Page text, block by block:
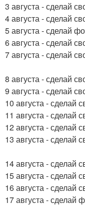
3 августа - сделай
4 августа - сделай
5 августа - сделай
6 августа - сделай
7 августа - сделай
8 августа - сделай
9 августа - сделай
10 августа - сделай
11 августа - сделай
12 августа - сделай
13 августа - сделай
14 августа - сделай
15 августа - сделай
16 августа - сделай
17 августа - сделай